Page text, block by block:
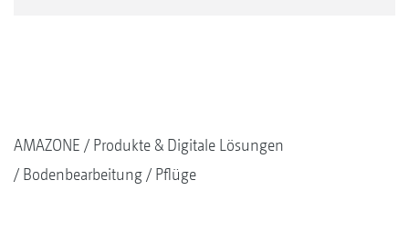
AMAZONE
Produkte & Digitale Lösungen
Bodenbearbeitung
Pflüge